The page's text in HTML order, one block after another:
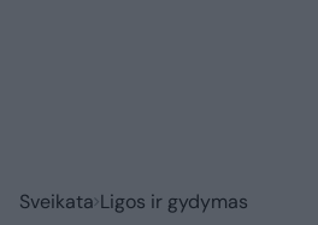
Sveikata Ligos ir gydymas